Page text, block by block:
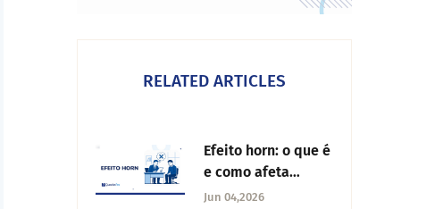
RELATED ARTICLES
Efeito horn: o que é
e como afeta
avaliações e
Jun 04,2026